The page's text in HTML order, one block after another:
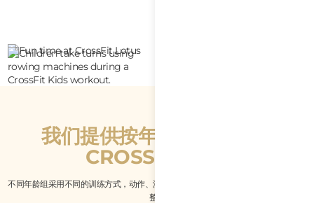
我们提供按年龄划分的儿童
CROSSFIT 课程
不同年龄组采用不同的训练方式，动作、游戏和挑战均会根据孩子的成长阶段进行调
整。